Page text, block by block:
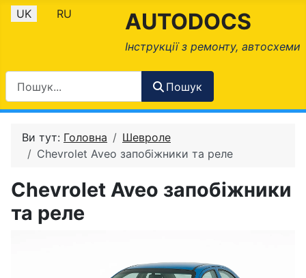
Оберіть свою мову
UK RU AUTODOCS
Інструкції з ремонту, автосхеми
Пошук
Ви тут: Головна
Шевроле
Chevrolet Aveo запобіжники та реле
Chevrolet Aveo запобіжники
та реле